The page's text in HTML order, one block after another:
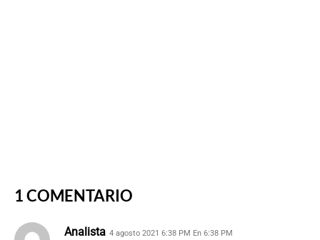
1 COMENTARIO
Analista 4 agosto 2021 6:38 PM En 6:38 PM